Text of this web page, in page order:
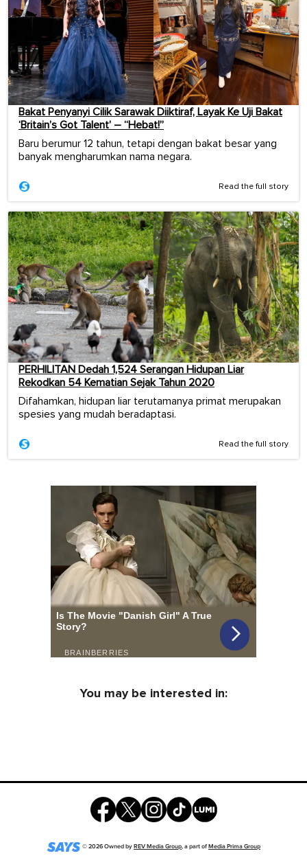
Bakat Penyanyi Cilik Sarawak Diiktiraf, Layak Ke Uji Bakat
‘Britain’s Got Talent’ – “Hebat!”
Baru berumur 12 tahun, tetapi dengan bakat besar yang
banyak mengharumkan nama negara.
Read the full story
PERHILITAN Dedah 1,524 Serangan Hidupan Liar
Rekodkan 54 Kematian Sejak Tahun 2020
Difahamkan, hidupan liar terutamanya primat merupakan
spesies yang mudah beradaptasi.
Read the full story
You may be interested in:
©2026Owned byREV Media Group, a part ofMedia Prima Group